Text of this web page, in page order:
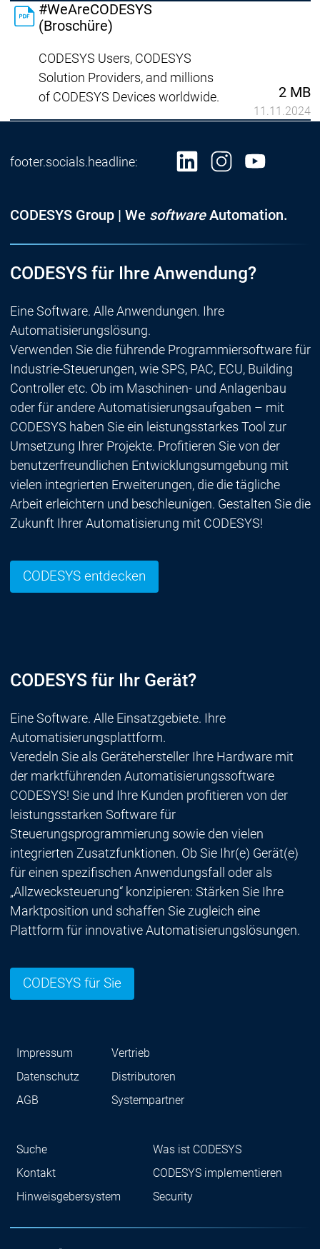
#WeAreCODESYS
(Broschüre)
CODESYS Users, CODESYS
Solution Providers, and millions
of CODESYS Devices worldwide.
2 MB
11.11.2024
footer.socials.headline:
CODESYS Group | We softwareAutomation.
CODESYS für Ihre Anwendung?
Eine Software. Alle Anwendungen. Ihre
Automatisierungslösung.
Verwenden Sie die führende Programmiersoftware für
Industrie-Steuerungen, wie SPS, PAC, ECU, Building
Controller etc. Ob im Maschinen- und Anlagenbau
oder für andere Automatisierungsaufgaben – mit
CODESYS haben Sie ein leistungsstarkes Tool zur
Umsetzung Ihrer Projekte. Profitieren Sie von der
benutzerfreundlichen Entwicklungsumgebung mit
vielen integrierten Erweiterungen, die die tägliche
Arbeit erleichtern und beschleunigen. Gestalten Sie die
Zukunft Ihrer Automatisierung mit CODESYS!
CODESYS entdecken
CODESYS für Ihr Gerät?
Eine Software. Alle Einsatzgebiete. Ihre
Automatisierungsplattform.
Veredeln Sie als Gerätehersteller Ihre Hardware mit
der marktführenden Automatisierungssoftware
CODESYS! Sie und Ihre Kunden profitieren von der
leistungsstarken Software für
Steuerungsprogrammierung sowie den vielen
integrierten Zusatzfunktionen. Ob Sie Ihr(e) Gerät(e)
für einen spezifischen Anwendungsfall oder als
„Allzwecksteuerung“ konzipieren: Stärken Sie Ihre
Marktposition und schaffen Sie zugleich eine
Plattform für innovative Automatisierungslösungen.
CODESYS für Sie
Impressum
Datenschutz
AGB
Vertrieb
Distributoren
Systempartner
Suche
Kontakt
Hinweisgebersystem
Was ist CODESYS
CODESYS implementieren
Security